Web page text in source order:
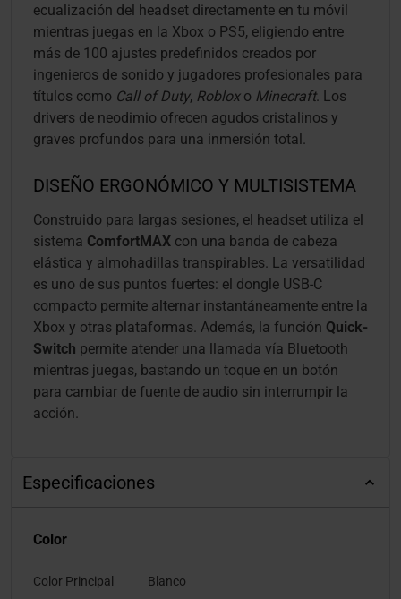
ecualización del headset directamente en tu móvil
mientras juegas en la Xbox o PS5, eligiendo entre
más de 100 ajustes predefinidos creados por
ingenieros de sonido y jugadores profesionales para
títulos como Call of Duty, Robloxo Minecraft. Los
drivers de neodimio ofrecen agudos cristalinos y
graves profundos para una inmersión total.
DISEÑO ERGONÓMICO Y MULTISISTEMA
Construido para largas sesiones, el headset utiliza el
sistema ComfortMAX con una banda de cabeza
elástica y almohadillas transpirables. La versatilidad
es uno de sus puntos fuertes: el dongle USB-C
compacto permite alternar instantáneamente entre la
Xbox y otras plataformas. Además, la función Quick-
Switch permite atender una llamada vía Bluetooth
mientras juegas, bastando un toque en un botón
para cambiar de fuente de audio sin interrumpir la
acción.
Especificaciones
Color
Color Principal Blanco